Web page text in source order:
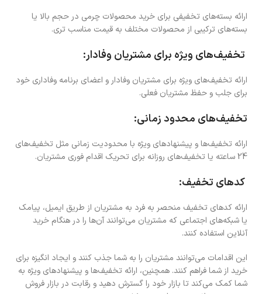
ارائه بسته‌های تخفیفی برای خرید محصولات چرمی در حجم بالا یا
بسته‌های ترکیبی از محصولات مختلف به قیمت مناسب تری.
تخفیف‌های ویژه برای مشتریان وفادار:
ارائه تخفیف‌های ویژه برای مشتریان وفادار و اعضای برنامه وفاداری خود
برای جلب و حفظ مشتریان فعلی.
تخفیف‌های محدود زمانی:
ارائه تخفیف‌ها و پیشنهادهای ویژه با محدودیت زمانی مثل تخفیف‌های
24 ساعته یا تخفیف‌های روزانه برای تحریک اقدام فوری مشتریان.
کدهای تخفیف:
ارائه کدهای تخفیف منحصر به فرد به مشتریان از طریق ایمیل، پیامک
یا شبکه‌های اجتماعی که مشتریان می‌توانند آن‌ها را در هنگام خرید
آنلاین استفاده کنند.
این اقدامات می‌توانند مشتریان را به شما جذب کنند و ایجاد انگیزه برای
خرید از شما فراهم کنند. همچنین، ارائه تخفیف‌ها و پیشنهادهای ویژه به
شما کمک می‌کند تا بازار خود را گسترش دهید و رقابت در بازار فروش